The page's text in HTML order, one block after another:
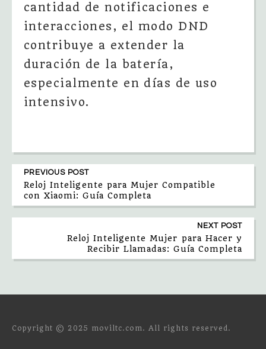
cantidad de notificaciones e
interacciones, el modo DND
contribuye a extender la
duración de la batería,
especialmente en días de uso
intensivo.
PREVIOUS POST
Reloj Inteligente para Mujer Compatible
con Xiaomi: Guía Completa
NEXT POST
Reloj Inteligente Mujer para Hacer y
Recibir Llamadas: Guía Completa
Copyright © 2025 moviltc.com. All rights reserved.